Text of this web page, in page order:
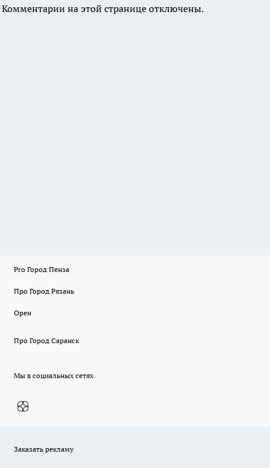
Комментарии на этой странице отключены.
Pro Город Пенза
Про Город Рязань
Орен
Про Город Саранск
Мы в социальных сетях
Заказать рекламу